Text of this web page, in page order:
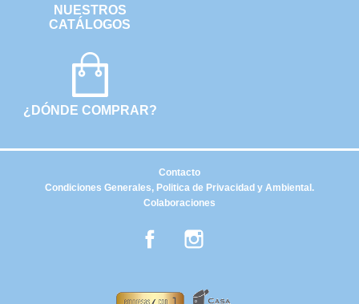
NUESTROS
CATÁLOGOS
¿DÓNDE COMPRAR?
Condiciones Generales, Politica de Privacidad y Ambiental.
Colaboraciones
Contacto
Facebook